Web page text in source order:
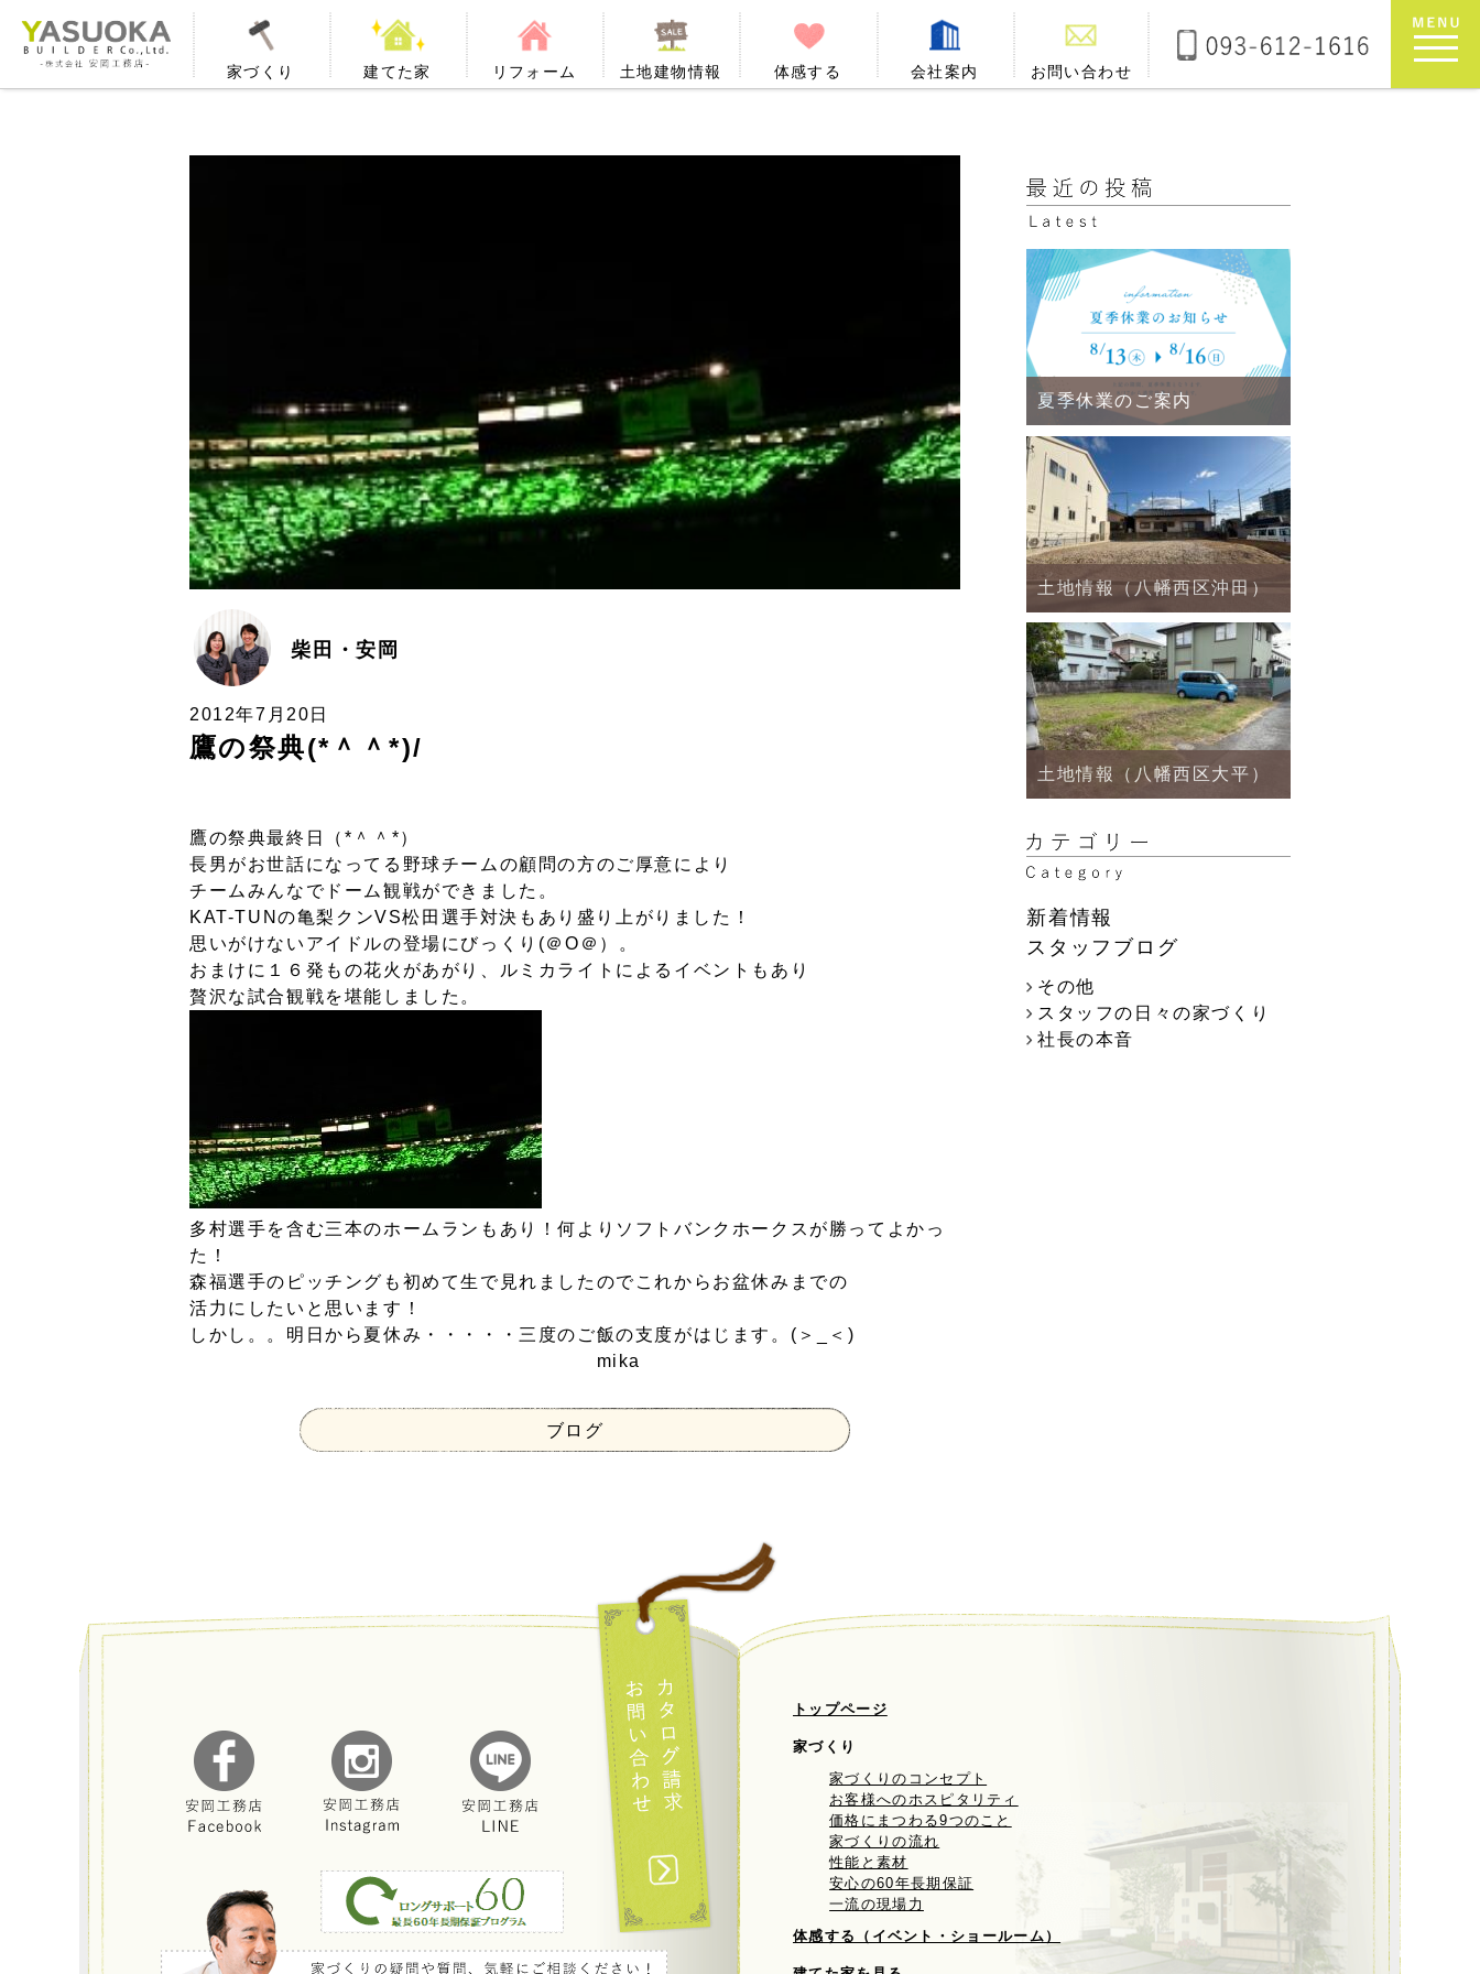
家づくり 建てた家 リフォーム 土地建物情報 体感する 会社案内 お問い合わせ
柴田・安岡
2012年7月20日
鷹の祭典(*＾＾*)/
鷹の祭典最終日（*＾＾*）
長男がお世話になってる野球チームの顧問の方のご厚意により
チームみんなでドーム観戦ができました。
KAT-TUNの亀梨クンVS松田選手対決もあり盛り上がりました！
思いがけないアイドルの登場にびっくり(＠O＠）。
おまけに１６発もの花火があがり、ルミカライトによるイベントもあり
贅沢な試合観戦を堪能しました。
多村選手を含む三本のホームランもあり！何よりソフトバンクホークスが勝ってよかっ
た！
森福選手のピッチングも初めて生で見れましたのでこれからお盆休みまでの
活力にしたいと思います！
しかし。。明日から夏休み・・・・・三度のご飯の支度がはじます。(＞_＜)
mika
ブログ
夏季休業のご案内
土地情報（八幡西区沖田）
土地情報（八幡西区大平）
新着情報
スタッフブログ
その他
スタッフの日々の家づくり
社長の本音
トップページ
家づくり
家づくりのコンセプト
お客様へのホスピタリティ
価格にまつわる9つのこと
家づくりの流れ
性能と素材
安心の60年長期保証
一流の現場力
体感する（イベント・ショールーム）